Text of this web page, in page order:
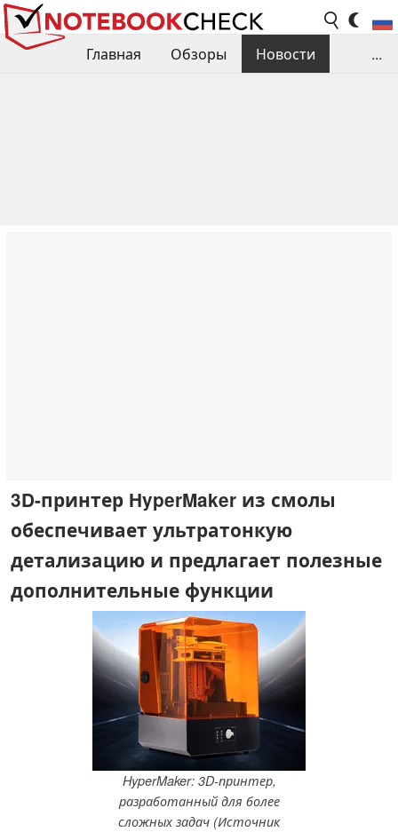
Главная Обзоры
Новости
...
3D-принтер HyperMaker из смолы
обеспечивает ультратонкую
детализацию и предлагает полезные
дополнительные функции
HyperMaker: 3D-принтер,
разработанный для более
сложных задач (Источник